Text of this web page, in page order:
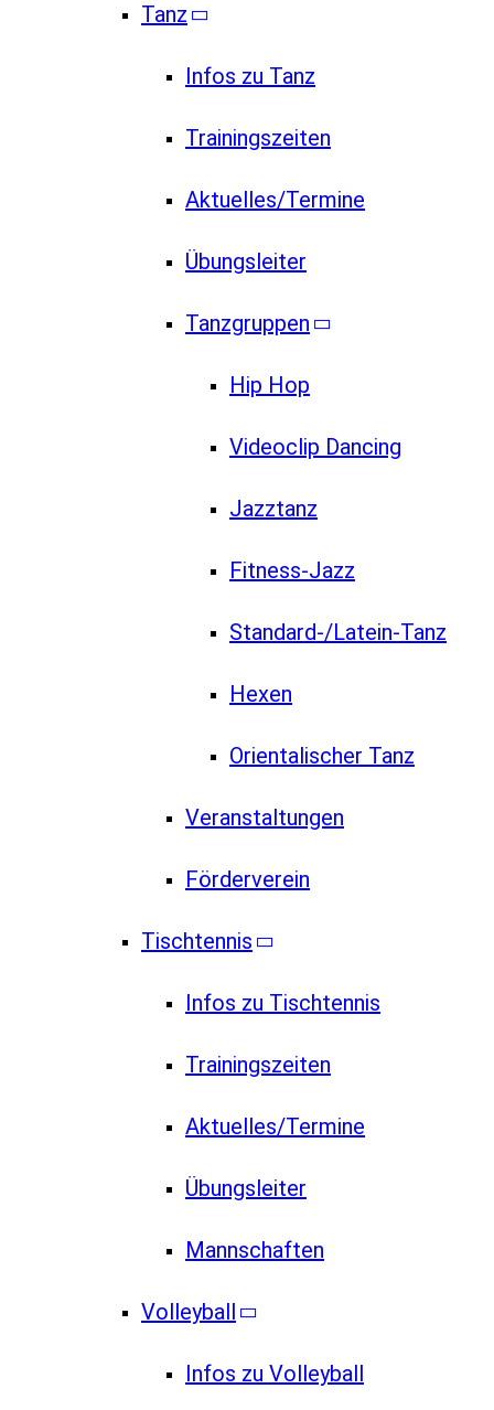
Tanz
Infos zu Tanz
Trainingszeiten
Aktuelles/Termine
Übungsleiter
Tanzgruppen
Hip Hop
Videoclip Dancing
Jazztanz
Fitness-Jazz
Standard-/Latein-Tanz
Hexen
Orientalischer Tanz
Veranstaltungen
Förderverein
Tischtennis
Infos zu Tischtennis
Trainingszeiten
Aktuelles/Termine
Übungsleiter
Mannschaften
Volleyball
Infos zu Volleyball